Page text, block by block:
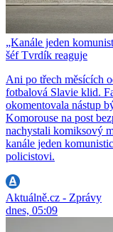
„Kanále jeden
šéf Tvrdík reaguje
Ani po třech měsících
fotbalová Slavie klid.
okomentovala nástup
Komorouse na post
nachystali komiksový
kanále jeden
policistovi.
Aktuálně.cz - Zprávy
dnes, 05:09